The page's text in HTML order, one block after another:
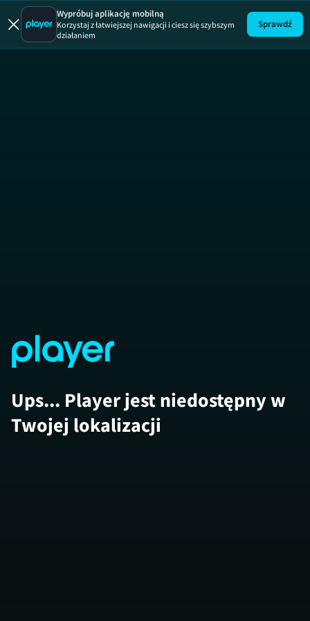
Wypróbuj aplikację mobilną
Korzystaj z łatwiejszej nawigacji i ciesz się szybszym
działaniem
Sprawdź
Ups... Player jest niedostępny w
Twojej lokalizacji